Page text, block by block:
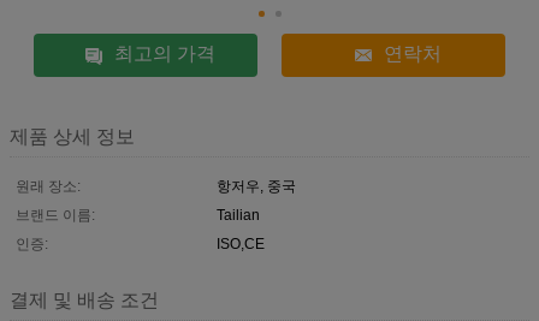
최고의 가격 연락처
제품 상세 정보
원래 장소:
항저우, 중국
브랜드 이름:
Tailian
인증:
ISO,CE
결제 및 배송 조건